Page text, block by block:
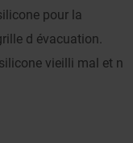
pour la
d évacuation.
vieilli mal et n